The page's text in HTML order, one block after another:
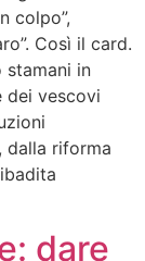
colpo”,
Così il card.
stamani in
dei vescovi
dalla riforma
dare